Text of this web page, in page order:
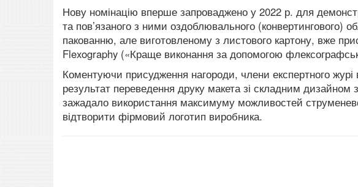
Нову номінацію вперше запроваджено у 2022 р. для
та пов’язаного з ними оздоблювального (конвертингового)
пакованню, але виготовленому з листового картону, вже
Flexography («Краще виконання за допомогою
Коментуючи присудження нагороди, члени експертного
результат переведення друку макета зі складним
зажадало використання максимуму можливостей
відтворити фірмовий логотип виробника.